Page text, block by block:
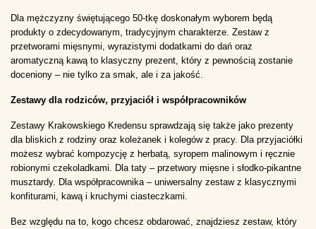
Dla mężczyzny świętującego 50-tkę doskonałym wyborem będą
produkty o zdecydowanym, tradycyjnym charakterze. Zestaw z
przetworami mięsnymi, wyrazistymi dodatkami do dań oraz
aromatyczną kawą to klasyczny prezent, który z pewnością zostanie
doceniony – nie tylko za smak, ale i za jakość.
Zestawy dla rodziców, przyjaciół i współpracowników
Zestawy Krakowskiego Kredensu sprawdzają się także jako prezenty
dla bliskich z rodziny oraz koleżanek i kolegów z pracy. Dla przyjaciółki
możesz wybrać kompozycję z herbatą, syropem malinowym i ręcznie
robionymi czekoladkami. Dla taty – przetwory mięsne i słodko-pikantne
musztardy. Dla współpracownika – uniwersalny zestaw z klasycznymi
konfiturami, kawą i kruchymi ciasteczkami.
Bez względu na to, kogo chcesz obdarować, znajdziesz zestaw, który